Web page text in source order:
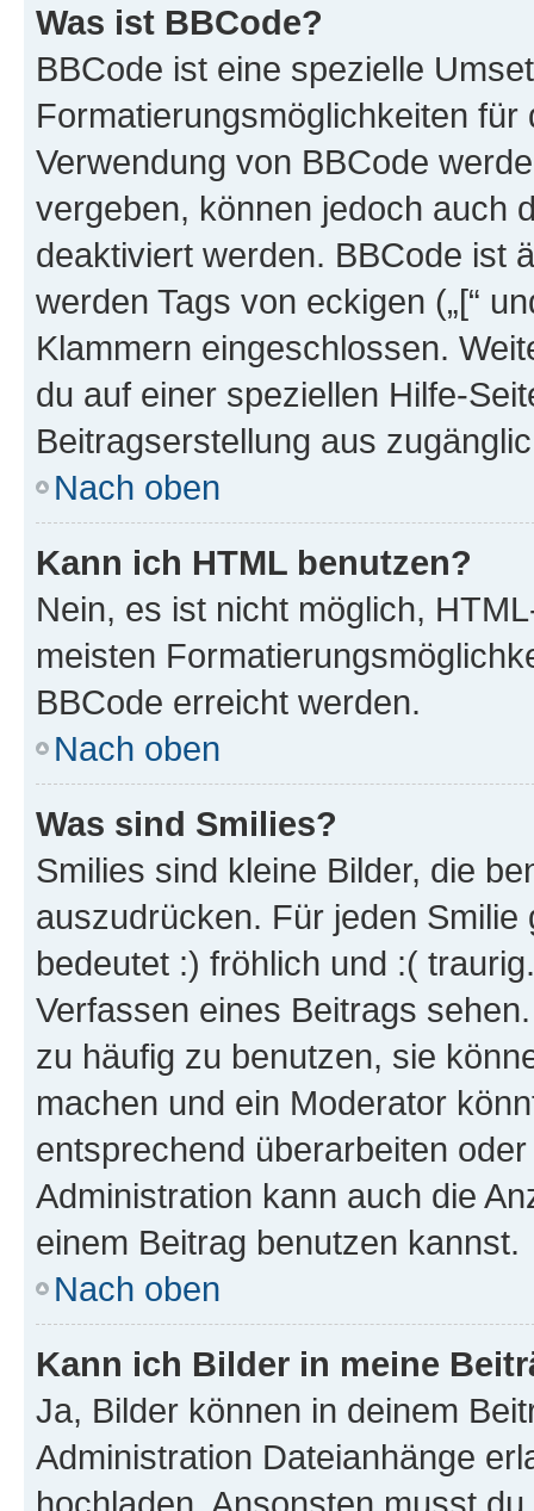
Was ist BBCode?
BBCode ist eine spezielle
Formatierungsmöglichkeiten
Verwendung von BBCode
vergeben, können jedoch auch
deaktiviert werden. BBCode ist
werden Tags von eckigen („[“
Klammern eingeschlossen.
du auf einer speziellen Hilfe-
Beitragserstellung aus
Nach oben
Kann ich HTML benutzen?
Nein, es ist nicht möglich,
meisten
BBCode erreicht werden.
Nach oben
Was sind Smilies?
Smilies sind kleine Bilder, die
auszudrücken. Für jeden
bedeutet :) fröhlich und :(
Verfassen eines Beitrags
zu häufig zu benutzen, sie
machen und ein Moderator
entsprechend überarbeiten
Administration kann auch die
einem Beitrag benutzen kannst.
Nach oben
Kann ich Bilder in meine
Ja, Bilder können in deinem
Administration Dateianhänge
hochladen. Ansonsten musst